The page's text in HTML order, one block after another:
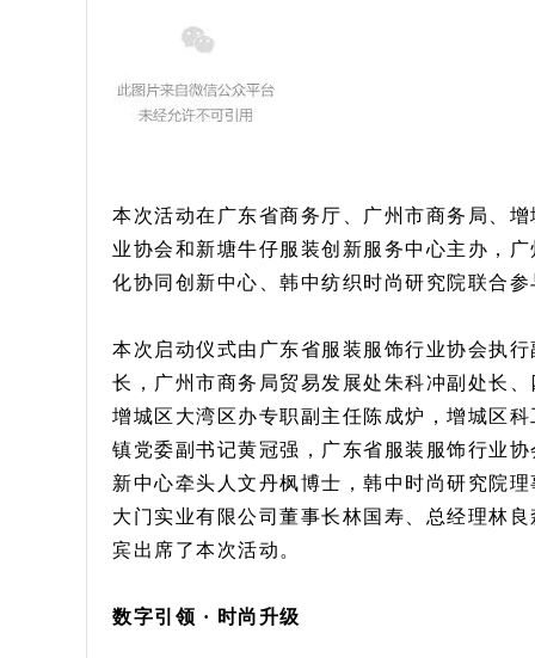
本次活动在广东省商务厅、广州市商务局、
业协会和新塘牛仔服装创新服务中心主办，
化协同创新中心、韩中纺织时尚研究院联合
本次启动仪式由广东省服装服饰行业协会执
长，广州市商务局贸易发展处朱科冲副处长
增城区大湾区办专职副主任陈成炉，增城区
镇党委副书记黄冠强，广东省服装服饰行业
新中心牵头人文丹枫博士，韩中时尚研究院
大门实业有限公司董事长林国寿、总经理林
宾出席了本次活动。
数字引领 · 时尚升级